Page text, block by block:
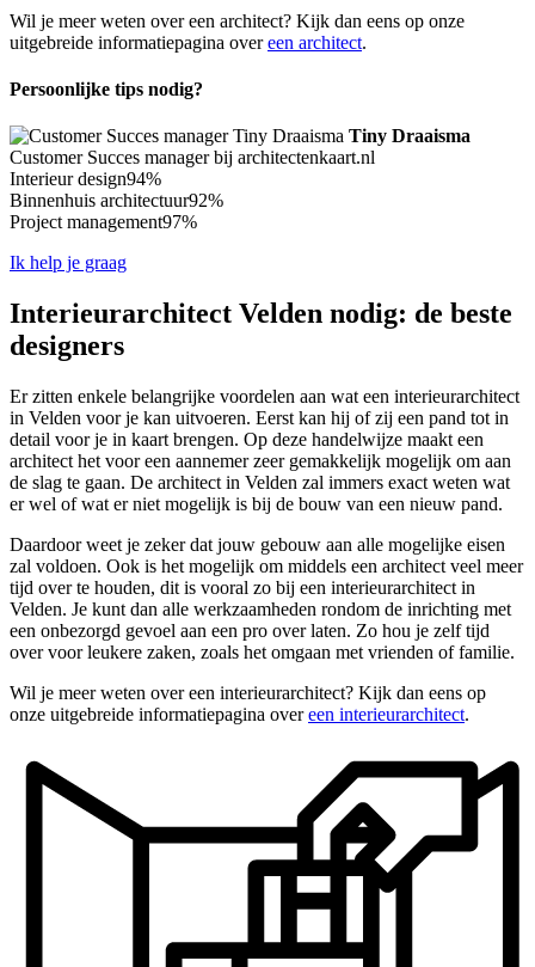
Wil je meer weten over een architect? Kijk dan eens op onze
uitgebreide informatiepagina overeen architect.
Persoonlijke tips nodig?
Tiny Draaisma
Customer Succes manager bij architectenkaart.nl
Interieur design94%
Binnenhuis architectuur92%
Project management97%
Ik help je graag
Interieurarchitect Velden nodig: de beste
designers
Er zitten enkele belangrijke voordelen aan wat een interieurarchitect
in Velden voor je kan uitvoeren. Eerst kan hij of zij een pand tot in
detail voor je in kaart brengen. Op deze handelwijze maakt een
architect het voor een aannemer zeer gemakkelijk mogelijk om aan
de slag te gaan. De architect in Velden zal immers exact weten wat
er wel of wat er niet mogelijk is bij de bouw van een nieuw pand.
Daardoor weet je zeker dat jouw gebouw aan alle mogelijke eisen
zal voldoen. Ook is het mogelijk om middels een architect veel meer
tijd over te houden, dit is vooral zo bij een interieurarchitect in
Velden. Je kunt dan alle werkzaamheden rondom de inrichting met
een onbezorgd gevoel aan een pro over laten. Zo hou je zelf tijd
over voor leukere zaken, zoals het omgaan met vrienden of familie.
Wil je meer weten over een interieurarchitect? Kijk dan eens op
onze uitgebreide informatiepagina overeen interieurarchitect.